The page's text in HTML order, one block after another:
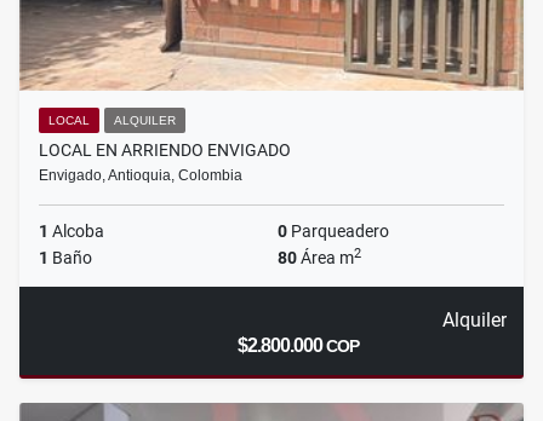
LOCAL ALQUILER
LOCAL EN ARRIENDO ENVIGADO
Envigado, Antioquia, Colombia
1 Alcoba 0 Parqueadero
1 Baño 80Área m2
Alquiler
$2.800.000COP